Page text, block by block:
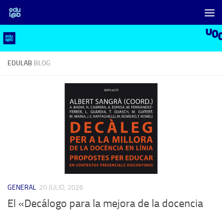
Saltar al contenido
EDULAB BLOG
GENERAL 20 JULIO, 2026
El «Decálogo para la mejora de la docencia